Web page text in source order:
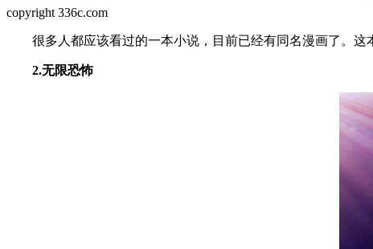
copyright 336c.com
很多人都应该看过的一本小说，目前已经有同名漫画了。这
2.无限恐怖